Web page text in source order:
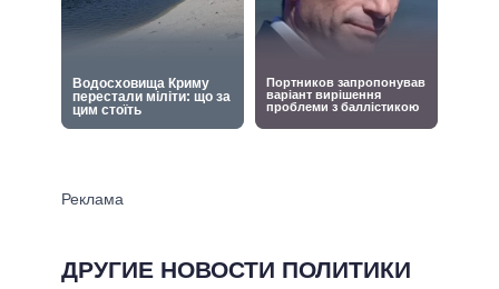
ДРУГИЕ НОВОСТИ ПОЛИТИКИ